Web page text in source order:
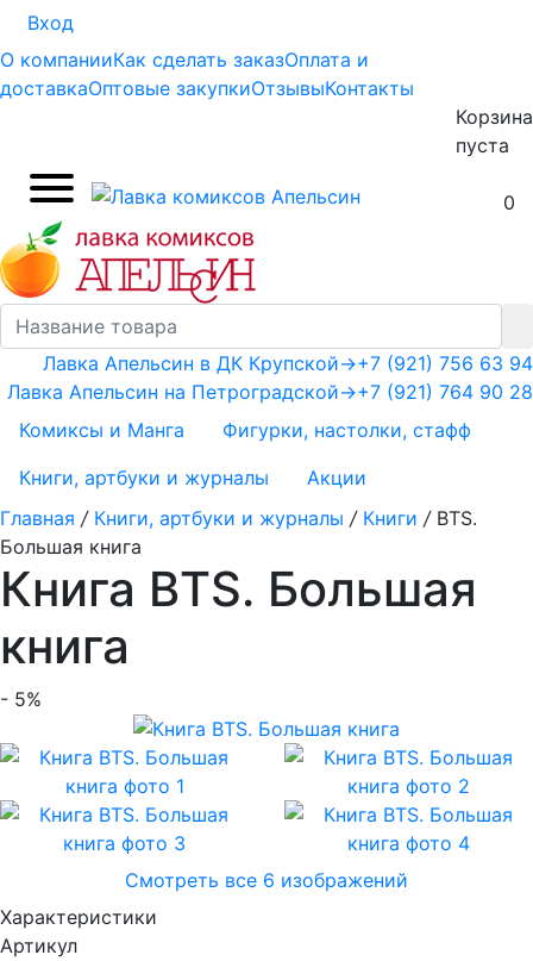
Вход
О компанииКак сделать заказОплата и
доставкаОптовые закупкиОтзывыКонтакты
Корзина
пуста
0
+7 (921) 756 63 94
+7 (921) 764 90 28
Лавка Апельсин в ДК Крупской→
Лавка Апельсин на Петроградской→
Комиксы и Манга
Фигурки, настолки, стафф
Книги, артбуки и журналы
Акции
Главная / Книги, артбуки и журналы / Книги / BTS.
Большая книга
Книга BTS. Большая
книга
- 5%
Смотреть все 6 изображений
Характеристики
Артикул